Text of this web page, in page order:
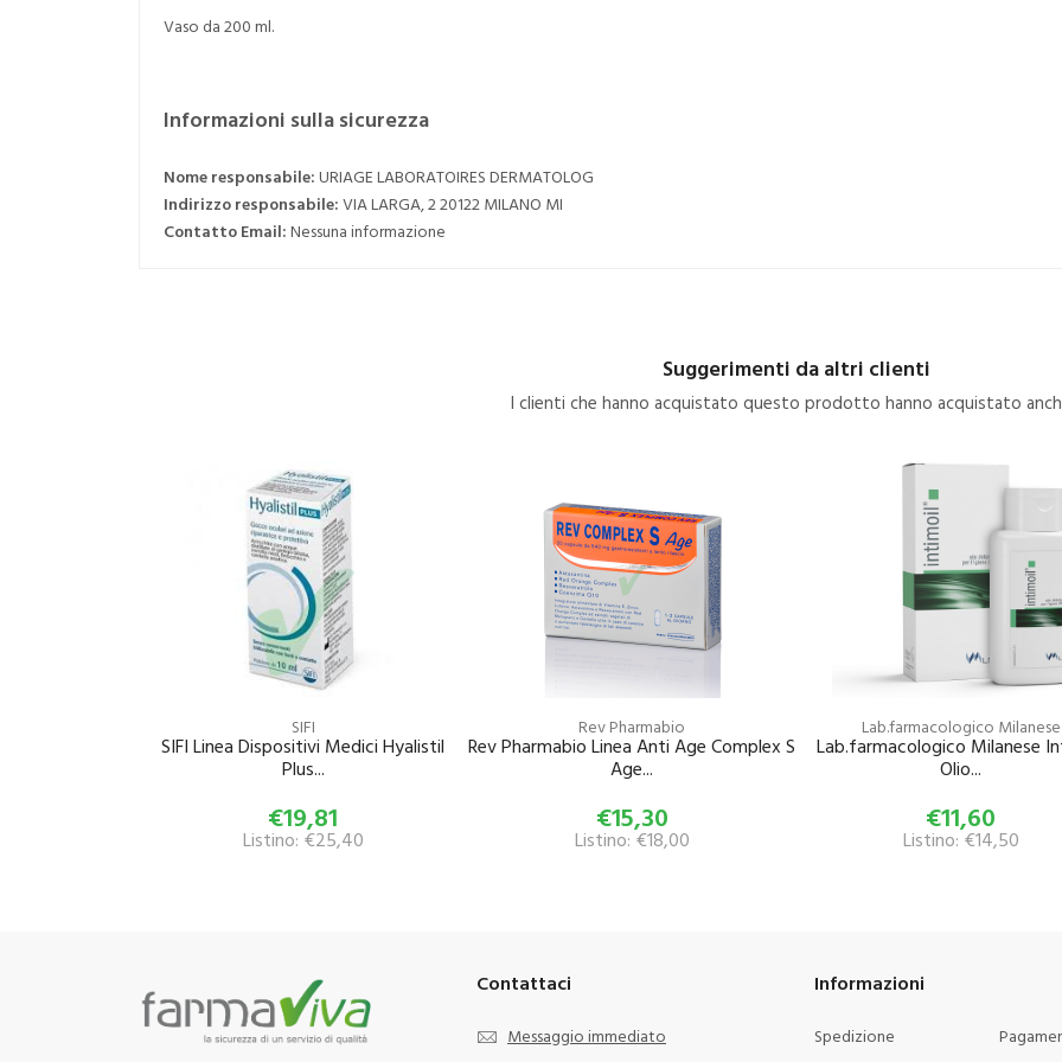
Vaso da 200 ml.
Informazioni sulla sicurezza
Nome responsabile:URIAGE LABORATOIRES DERMATOLOG
Indirizzo responsabile:VIA LARGA, 2 20122 MILANO MI
Contatto Email:Nessuna informazione
Suggerimenti da altri clienti
I clienti che hanno acquistato questo prodotto hanno acquistato
SIFI
SIFI Linea Dispositivi Medici Hyalistil
Plus...
€19,81
Listino: €25,40
Rev Pharmabio
Rev Pharmabio Linea Anti Age Complex S
Age...
€15,30
Listino: €18,00
Lab.farmacologico Milanese
Lab.farmacologico Milanese
Olio...
€11,60
Listino: €14,50
Contattaci
Messaggio immediato
Informazioni
Spedizione